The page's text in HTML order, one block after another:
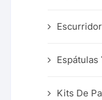
Espátulas
Kits De